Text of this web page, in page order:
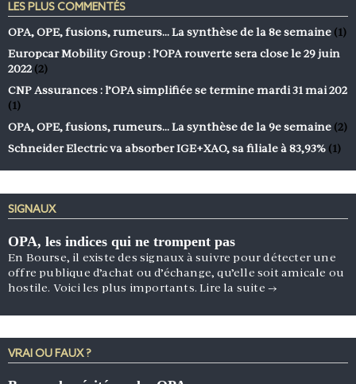
LES PLUS COMMENTÉS
OPA, OPE, fusions, rumeurs… La synthèse de la 8e semaine (1)
Europcar Mobility Group : l’OPA rouverte sera close le 29 juin
2022 (2)
CNP Assurances : l’OPA simplifiée se termine mardi 31 mai 202
(1)
OPA, OPE, fusions, rumeurs… La synthèse de la 9e semaine (2)
Schneider Electric va absorber IGE+XAO, sa filiale à 83,93% (1)
SIGNAUX
OPA, les indices qui ne trompent pas
En Bourse, il existe des signaux à suivre pour détecter une
offre publique d’achat ou d’échange, qu’elle soit amicale ou
hostile. Voici les plus importants.Lire la suite →
VRAI OU FAUX ?